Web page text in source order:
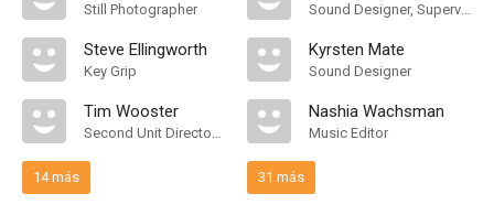
Still Photographer
Steve Ellingworth
Key Grip
Tim Wooster
Second Unit Director of Photography
14 más
Sound Designer, Supervising Sound Editor
Kyrsten Mate
Sound Designer
Nashia Wachsman
Music Editor
31 más